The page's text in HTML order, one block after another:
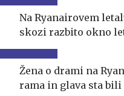
Na Ryanairovem
skozi razbito okno
Žena o drami na
rama in glava sta